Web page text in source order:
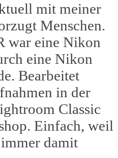
mit meiner
Menschen.
war eine Nikon
eine Nikon
Bearbeitet
in der
Classic
Einfach, weil
damit